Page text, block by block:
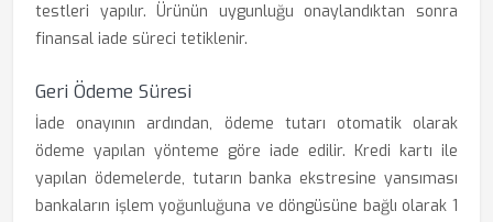
testleri yapılır. Ürünün uygunluğu onaylandıktan sonra
finansal iade süreci tetiklenir.
Geri Ödeme Süresi
İade onayının ardından, ödeme tutarı otomatik olarak
ödeme yapılan yönteme göre iade edilir. Kredi kartı ile
yapılan ödemelerde, tutarın banka ekstresine yansıması
bankaların işlem yoğunluğuna ve döngüsüne bağlı olarak 1